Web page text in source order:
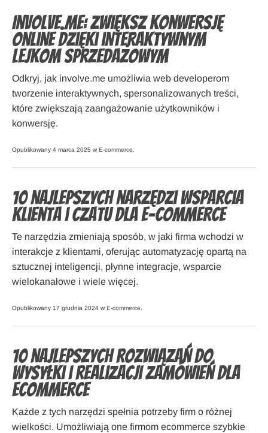
Involve.me: zwiększ konwersję
online dzięki interaktywnym
lejkom sprzedażowym
Odkryj, jak involve.me umożliwia web developerom
tworzenie interaktywnych, spersonalizowanych treści,
które zwiększają zaangażowanie użytkowników i
konwersję.
Opublikowany 4 marca 2025 w E-commerce
10 najlepszych narzędzi wsparcia
klienta i czatu dla e-commerce
Te narzędzia zmieniają sposób, w jaki firma wchodzi w
interakcje z klientami, oferując automatyzację opartą na
sztucznej inteligencji, płynne integracje, wsparcie
wielokanałowe i wiele więcej.
Opublikowany 17 grudnia 2024 w E-commerce
10 najlepszych rozwiązań do
wysyłki i realizacji zamówień dla
ecommerce
Każde z tych narzędzi spełnia potrzeby firm o różnej
wielkości. Umożliwiają one firmom ecommerce szybkie